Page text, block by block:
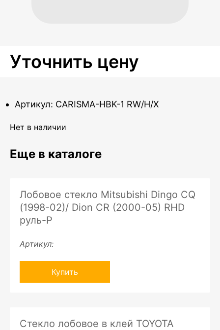
Уточнить цену
Артикул: CARISMA-HBK-1 RW/H/X
Нет в наличии
Еще в каталоге
Лобовое стекло Mitsubishi Dingo CQ
(1998-02)/ Dion CR (2000-05) RHD
руль-P
Артикул:
Купить
Стекло лобовое в клей TOYOTA